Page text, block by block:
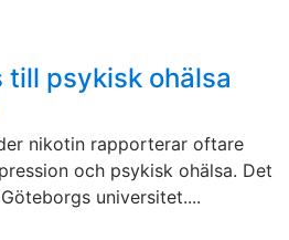
till psykisk ohälsa
nikotin rapporterar oftare
och psykisk ohälsa. Det
universitet....